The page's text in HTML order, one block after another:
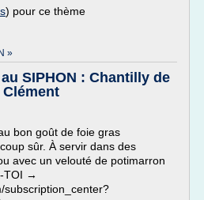
) pour ce thème
»
SIPHON : Chantilly de
Clément
bon goût de foie gras
sûr. À servir dans des
avec un velouté de potimarron
TOI →
subscription_center?